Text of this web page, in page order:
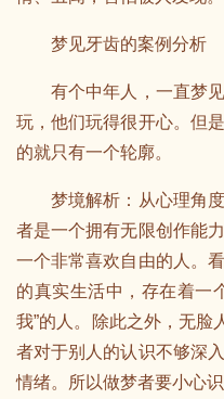
梦见牙齿的案例分析
有个中年人，一直梦见
玩，他们玩得很开心。但
的就只有一个轮廓。
梦境解析：从心理角度
者是一个拥有无限创作能
一个非常喜欢自由的人。
的真实生活中，存在着一
我”的人。除此之外，无脸
者对于别人的认识不够深
情绪。所以做梦者要小心